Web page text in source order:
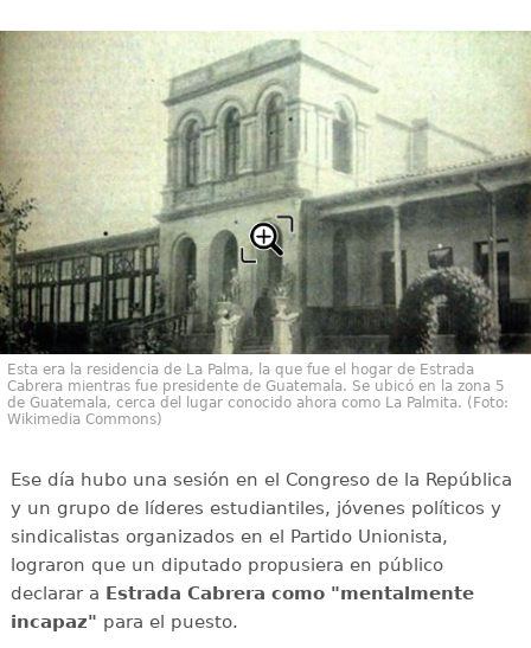
Esta era la residencia de La Palma, la que fue el hogar de Estrada
Cabrera mientras fue presidente de Guatemala. Se ubicó en la zona 5
de Guatemala, cerca del lugar conocido ahora como La Palmita. (Foto:
Wikimedia Commons)
Ese día hubo una sesión en el Congreso de la República
y un grupo de líderes estudiantiles, jóvenes políticos y
sindicalistas organizados en el Partido Unionista,
lograron que un diputado propusiera en público
declarar a Estrada Cabrera como "mentalmente
incapaz" para el puesto.